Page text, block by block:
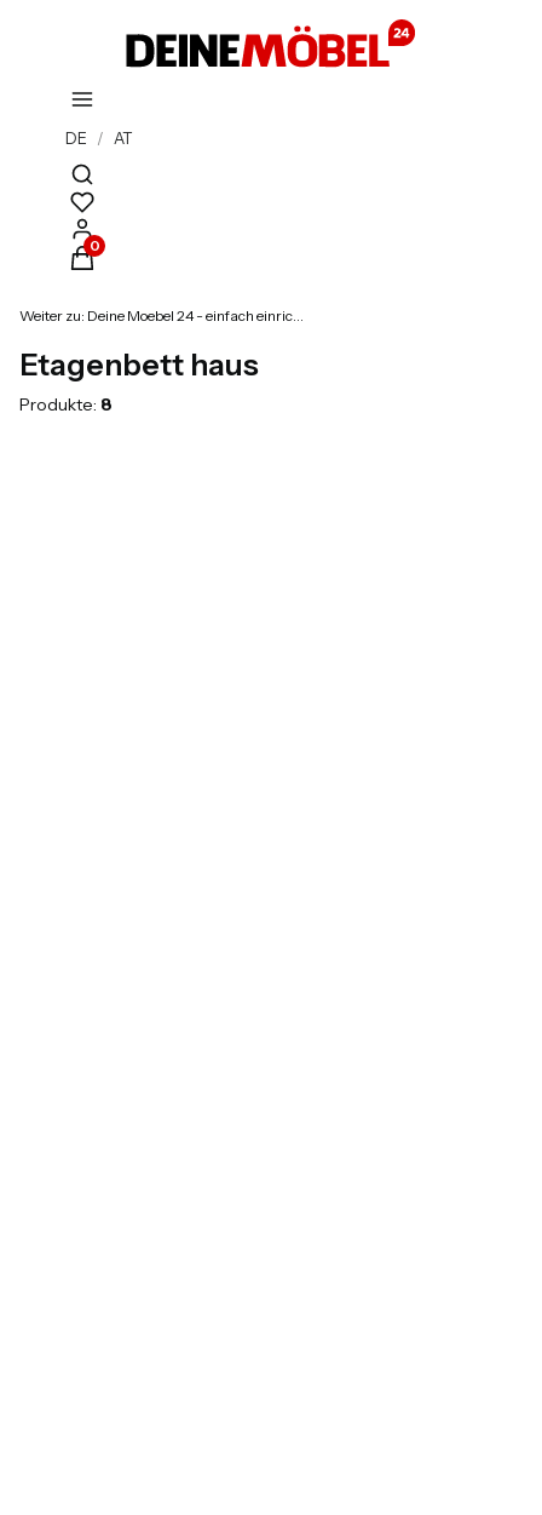
DE / AT
Suchmaschine öffnen
Produkte im Warenkorb: 0. Details anzeigen
Weiter zu: Deine Moebel 24 - einfach einrichten!
Etagenbett haus
Produkte: 8